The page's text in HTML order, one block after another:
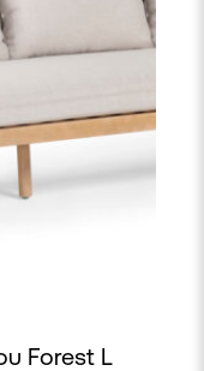
Forest L